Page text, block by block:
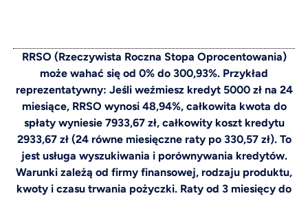
RRSO (Rzeczywista Roczna Stopa Oprocentowania)
może wahać się od 0% do 300,93%. Przykład
reprezentatywny: Jeśli weźmiesz kredyt 5000 zł na 24
miesiące, RRSO wynosi 48,94%, całkowita kwota do
spłaty wyniesie 7933,67 zł, całkowity koszt kredytu
2933,67 zł (24 równe miesięczne raty po 330,57 zł). To
jest usługa wyszukiwania i porównywania kredytów.
Warunki zależą od firmy finansowej, rodzaju produktu,
kwoty i czasu trwania pożyczki. Raty od 3 miesięcy do